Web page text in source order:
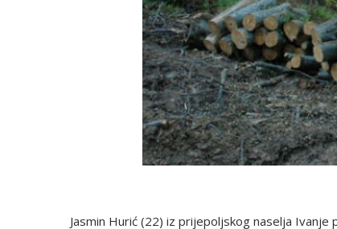
Jasmin Hurić (22) iz prijepoljskog naselja